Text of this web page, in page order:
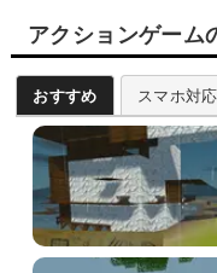
アクションゲーム
おすすめ スマホ対応